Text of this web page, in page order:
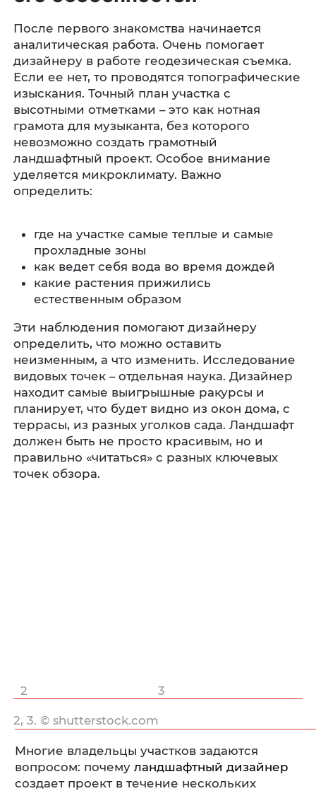
После первого знакомства начинается
аналитическая работа. Очень помогает
дизайнеру в работе геодезическая съемка.
Если ее нет, то проводятся топографические
изыскания. Точный план участка с
высотными отметками – это как нотная
грамота для музыканта, без которого
невозможно создать грамотный
ландшафтный проект. Особое внимание
уделяется микроклимату. Важно
определить:
где на участке самые теплые и самые
прохладные зоны
как ведет себя вода во время дождей
какие растения прижились
естественным образом
Эти наблюдения помогают дизайнеру
определить, что можно оставить
неизменным, а что изменить. Исследование
видовых точек – отдельная наука. Дизайнер
находит самые выигрышные ракурсы и
планирует, что будет видно из окон дома, с
террасы, из разных уголков сада. Ландшафт
должен быть не просто красивым, но и
правильно «читаться» с разных ключевых
точек обзора.
2 3
Многие владельцы участков задаются
вопросом: почему ландшафтный дизайнер
создает проект в течение нескольких
2, 3. © shutterstock.com